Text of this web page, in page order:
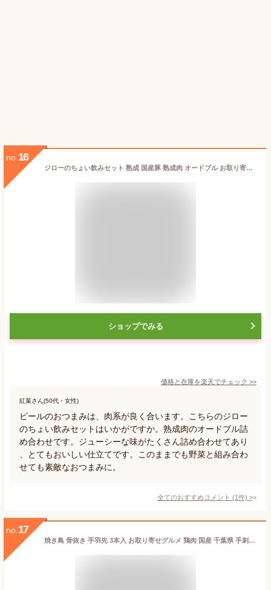
no. 16
ジローのちょい飲みセット 熟成 国産豚 熟成肉 オードブル お取り寄せ グルメ おつまみ ギフト 贈り物 ビールにぴったり 家飲み 宅飲み ちょいのみ お酒のおとも コンビーフ 送料無料 ハム 工房 ジロー
ショップでみる
価格と在庫を楽天でチェック >>
紅葉さん(50代・女性)
ビールのおつまみは、肉系が良く合います。こちらのジロー
のちょい飲みセットはいかがですか。熟成肉のオードブル詰
め合わせです。ジューシーな味がたくさん詰め合わせてあり
、とてもおいしい仕立てです。このままでも野菜と組み合わ
せても素敵なおつまみに。
全てのおすすめコメント (1件) >
no. 17
焼き鳥 骨抜き 手羽先 3本入 お取り寄せグルメ 鶏肉 国産 千葉県 手刺し タレ焼き 塩焼き やきとり 焼鳥 ヤキトリ ギフト 晩酌おつまみ 調理済み